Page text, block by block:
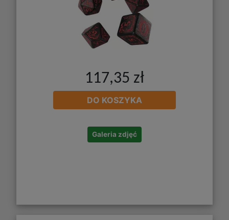
117,35 zł
DO KOSZYKA
Galeria zdjęć